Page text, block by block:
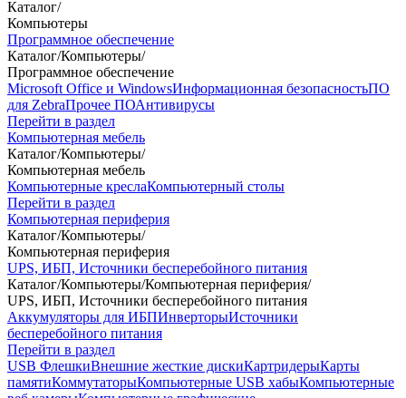
Каталог/
Компьютеры
Программное обеспечение
Каталог/Компьютеры/
Программное обеспечение
Microsoft Office и WindowsИнформационная безопасностьПО
для ZebraПрочее ПОАнтивирусы
Перейти в раздел
Компьютерная мебель
Каталог/Компьютеры/
Компьютерная мебель
Компьютерные креслаКомпьютерный столы
Перейти в раздел
Компьютерная периферия
Каталог/Компьютеры/
Компьютерная периферия
UPS, ИБП, Источники бесперебойного питания
Каталог/Компьютеры/Компьютерная периферия/
UPS, ИБП, Источники бесперебойного питания
Аккумуляторы для ИБПИнверторыИсточники
бесперебойного питания
Перейти в раздел
USB ФлешкиВнешние жесткие дискиКартридерыКарты
памятиКоммутаторыКомпьютерные USB хабыКомпьютерные